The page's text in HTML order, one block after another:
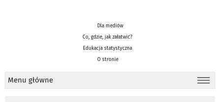
Dla mediów
Co, gdzie, jak załatwić?
Edukacja statystyczna
O stronie
Menu główne